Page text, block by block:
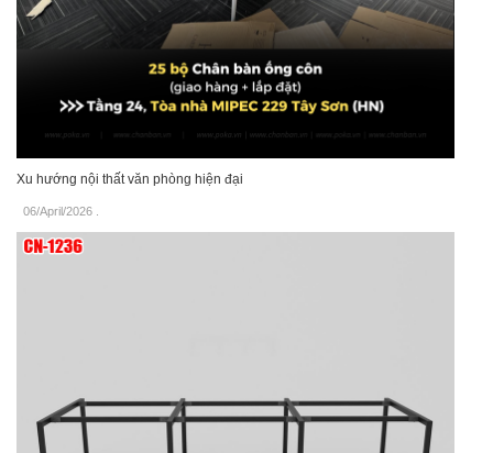
Xu hướng nội thất văn phòng hiện đại
06/April/2026